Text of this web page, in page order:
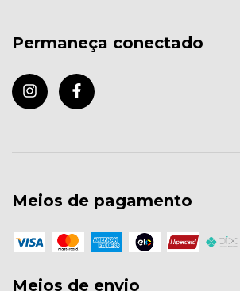
Permaneça conectado
Meios de pagamento
Meios de envio